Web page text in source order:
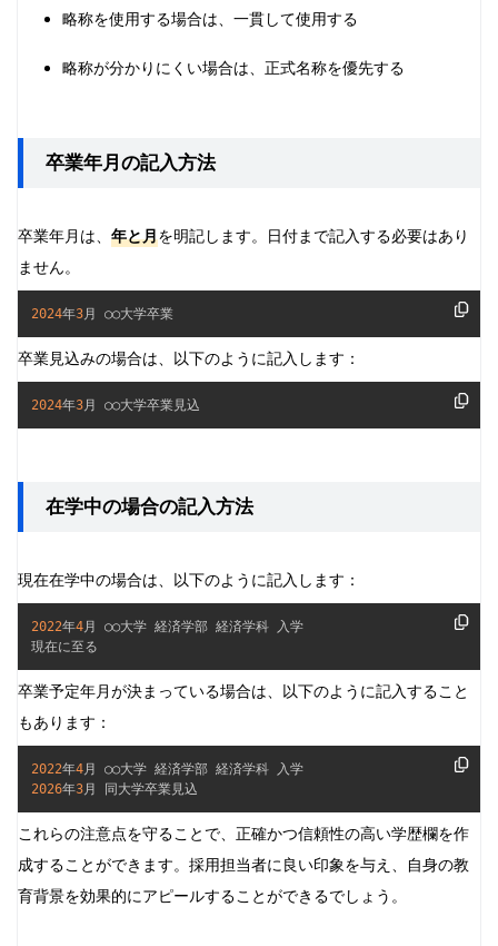
略称を使用する場合は、一貫して使用する
略称が分かりにくい場合は、正式名称を優先する
卒業年月の記入方法
卒業年月は、 年と月を明記します。日付まで記入する必要はあり
ません。
2024年3月 ○○大学卒業
卒業見込みの場合は、以下のように記入します：
2024年3月 ○○大学卒業見込
在学中の場合の記入方法
現在在学中の場合は、以下のように記入します：
2022年4月 ○○大学 経済学部 経済学科 入学
現在に至る
卒業予定年月が決まっている場合は、以下のように記入すること
もあります：
2022年4
2026年3月 同大学卒業見込
これらの注意点を守ることで、正確かつ信頼性の高い学歴欄を作
成することができます。採用担当者に良い印象を与え、自身の教
育背景を効果的にアピールすることができるでしょう。